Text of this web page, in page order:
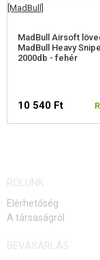
MadBull Airsoft
MadBull Heavy
2000db - fehér
10 540 Ft
RÓLUNK
Elérhetőség
A társaságról
BEVÁSÁRLÁS